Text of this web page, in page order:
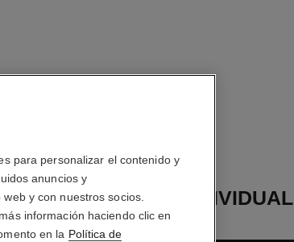
PENDIENTE INDIVIDUAL
COCO CRUSH
para personalizar el contenido y
anuncios y
y con nuestros socios.
información haciendo clic en
en la Política de